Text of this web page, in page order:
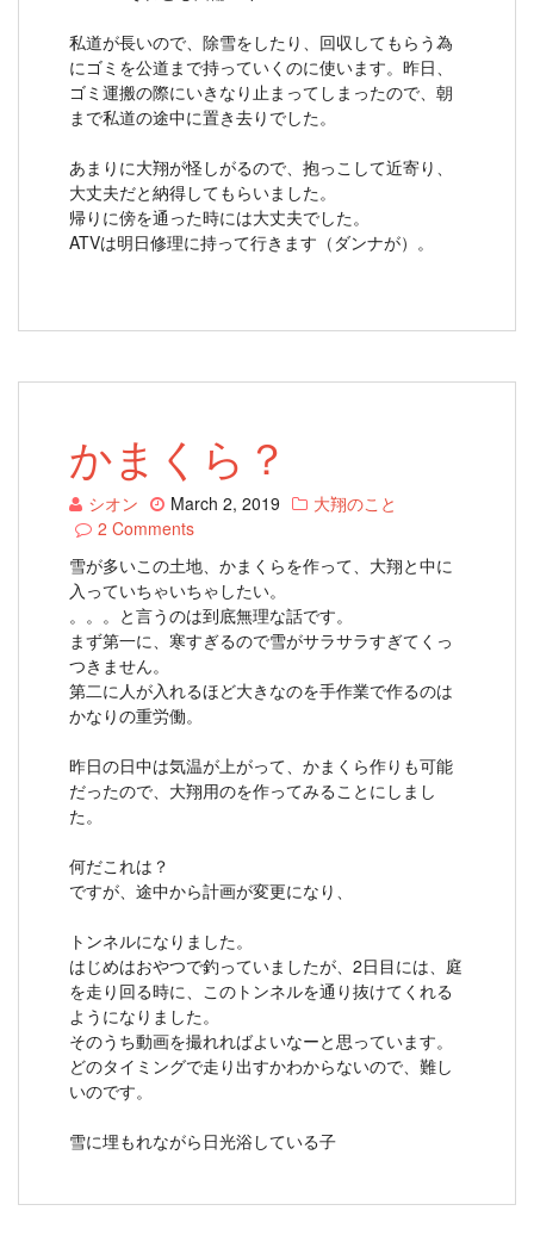
私道が長いので、除雪をしたり、回収してもらう為
にゴミを公道まで持っていくのに使います。昨日、
ゴミ運搬の際にいきなり止まってしまったので、朝
まで私道の途中に置き去りでした。
あまりに大翔が怪しがるので、抱っこして近寄り、
大丈夫だと納得してもらいました。
帰りに傍を通った時には大丈夫でした。
ATVは明日修理に持って行きます（ダンナが）。
かまくら？
シオン March 2, 2019
大翔のこと
2 Comments
雪が多いこの土地、かまくらを作って、大翔と中に
入っていちゃいちゃしたい。
。。。と言うのは到底無理な話です。
まず第一に、寒すぎるので雪がサラサラすぎてくっ
つきません。
第二に人が入れるほど大きなのを手作業で作るのは
かなりの重労働。
昨日の日中は気温が上がって、かまくら作りも可能
だったので、大翔用のを作ってみることにしまし
た。
何だこれは？
ですが、途中から計画が変更になり、
トンネルになりました。
はじめはおやつで釣っていましたが、2日目には、庭
を走り回る時に、このトンネルを通り抜けてくれる
ようになりました。
そのうち動画を撮れればよいなーと思っています。
どのタイミングで走り出すかわからないので、難し
いのです。
雪に埋もれながら日光浴している子